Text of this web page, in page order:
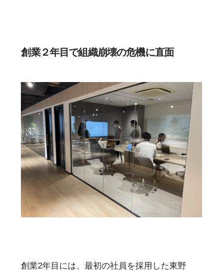
創業２年目で組織崩壊の危機に直面
創業2年目には、最初の社員を採用した東野